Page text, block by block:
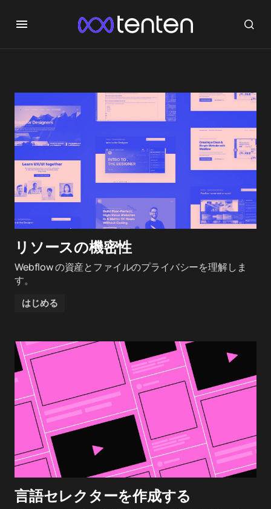
リソースの機密性
Webflow の資産とファイルのプライバシーを理解しま
す。
はじめる
言語セレクターを作成する